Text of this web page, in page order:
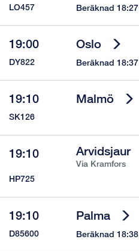
LO457 Beräknad 18:27
19:00 Oslo
DY822 Beräknad 18:37
19:10 Malmö
SK126
19:10 Arvidsjaur
Via Kramfors
HP725
19:10 Palma
D85600 Beräknad 18:38